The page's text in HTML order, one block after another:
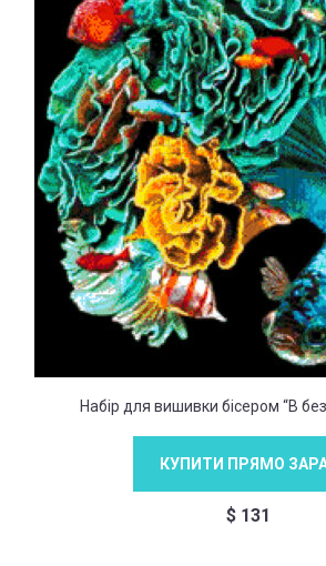
Набір для вишивки бісером “В
КУПИТИ ПРЯМО
$ 131